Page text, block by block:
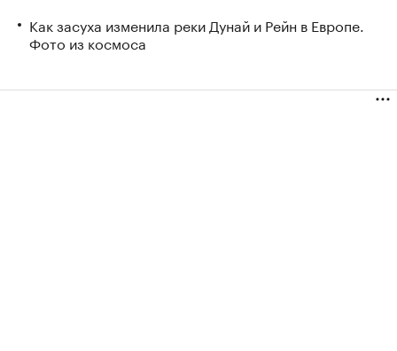
Как засуха изменила реки Дунай и Рейн в Европе.
Фото из космоса